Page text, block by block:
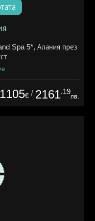
Spa 5*, Алания през
1105€ / 2161.19
лв.